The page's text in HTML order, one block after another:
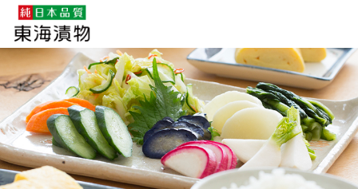
企業・採用情報 社会貢献 品質保証